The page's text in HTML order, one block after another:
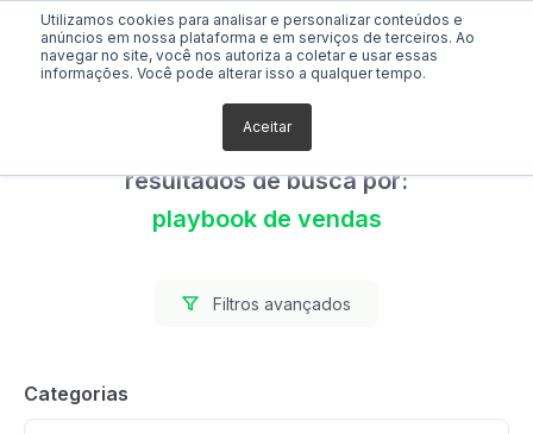
Utilizamos cookies para analisar e personalizar conteúdos e
anúncios em nossa plataforma e em serviços de terceiros. Ao
navegar no site, você nos autoriza a coletar e usar essas
informações. Você pode alterar isso a qualquer tempo.
Aceitar
Foram encontrados 0
resultados de busca por:
playbook de vendas
Filtros avançados
Categorias